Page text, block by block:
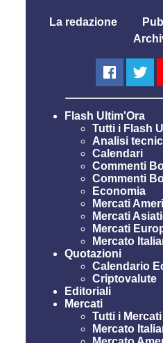
La redazione
Flash Ultim'Ora
Tutti i Flash
Analisi
Calendari
Commenti
Commenti
Economia
Mercati
Mercati
Mercati
Mercato
Quotazioni
Calendario
Criptovalute
Editoriali
Mercati
Tutti i Mercati
Mercato